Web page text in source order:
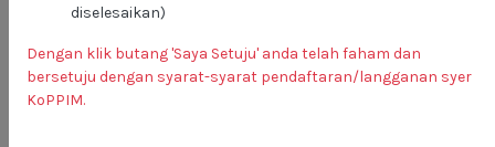
+RM100.00
-RM100.00 -RM1,000.00 -RM5,000.00
diselesaikan)
Dengan klik butang 'Saya Setuju' anda telah faham dan
bersetuju dengan syarat-syarat pendaftaran/langganan syer
KoPPIM.